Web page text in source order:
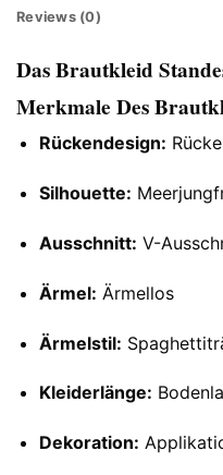
Reviews (0)
Das Brautkleid
Merkmale Des
Rückendesign:
Silhouette:
Ausschnitt: V-
Ärmel: Ärmellos
Ärmelstil:
Kleiderlänge:
Dekoration: